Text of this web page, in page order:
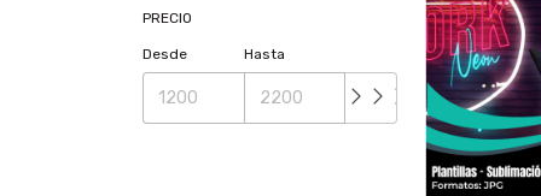
PRECIO
Desde Hasta